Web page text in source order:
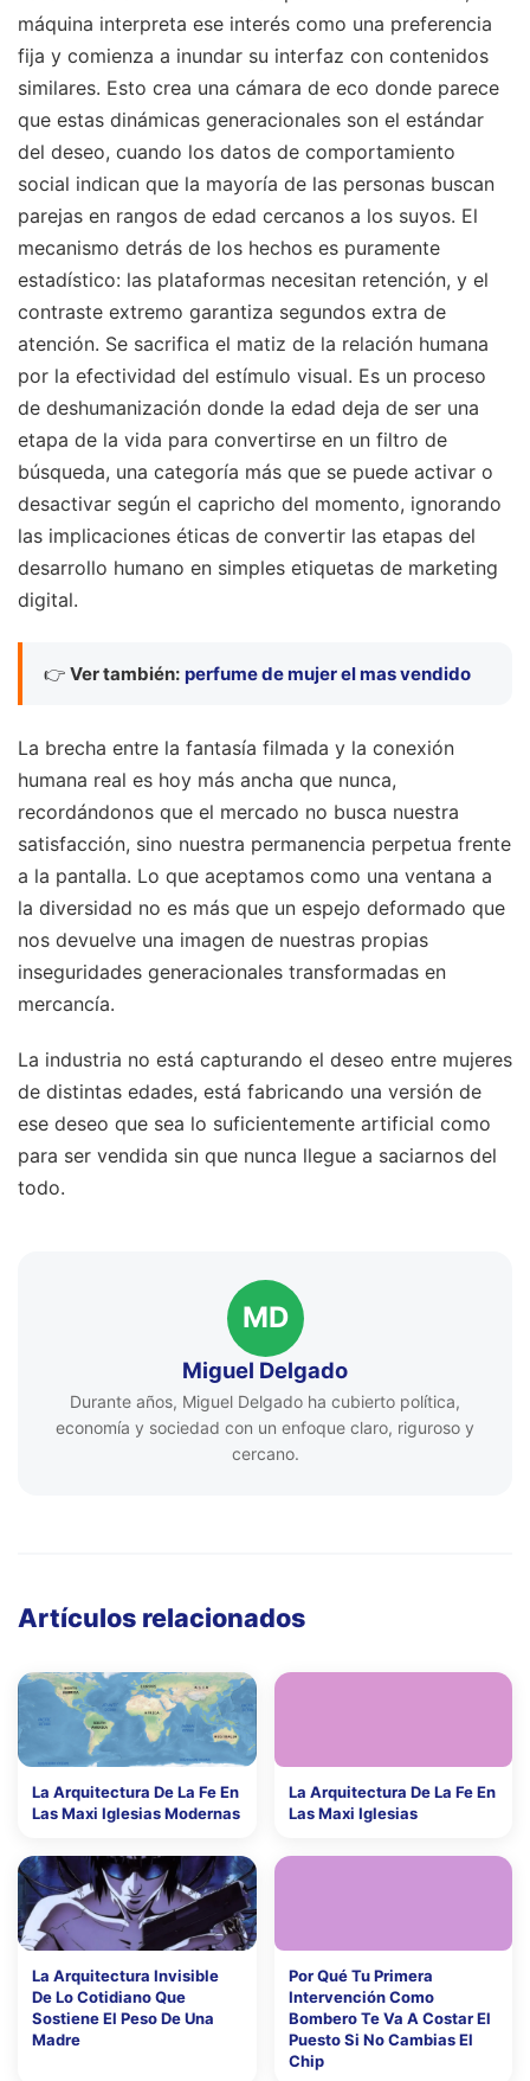
máquina interpreta ese interés como una preferencia
fija y comienza a inundar su interfaz con contenidos
similares. Esto crea una cámara de eco donde parece
que estas dinámicas generacionales son el estándar
del deseo, cuando los datos de comportamiento
social indican que la mayoría de las personas buscan
parejas en rangos de edad cercanos a los suyos. El
mecanismo detrás de los hechos es puramente
estadístico: las plataformas necesitan retención, y el
contraste extremo garantiza segundos extra de
atención. Se sacrifica el matiz de la relación humana
por la efectividad del estímulo visual. Es un proceso
de deshumanización donde la edad deja de ser una
etapa de la vida para convertirse en un filtro de
búsqueda, una categoría más que se puede activar o
desactivar según el capricho del momento, ignorando
las implicaciones éticas de convertir las etapas del
desarrollo humano en simples etiquetas de marketing
digital.
👉 Ver también: perfume de mujer el mas vendido
La brecha entre la fantasía filmada y la conexión
humana real es hoy más ancha que nunca,
recordándonos que el mercado no busca nuestra
satisfacción, sino nuestra permanencia perpetua frente
a la pantalla. Lo que aceptamos como una ventana a
la diversidad no es más que un espejo deformado que
nos devuelve una imagen de nuestras propias
inseguridades generacionales transformadas en
mercancía.
La industria no está capturando el deseo entre mujeres
de distintas edades, está fabricando una versión de
ese deseo que sea lo suficientemente artificial como
para ser vendida sin que nunca llegue a saciarnos del
todo.
MD
Miguel Delgado
Durante años, Miguel Delgado ha cubierto política,
economía y sociedad con un enfoque claro, riguroso y
cercano.
Artículos relacionados
La Arquitectura De La Fe En
Las Maxi Iglesias Modernas
La Arquitectura De La Fe En
Las Maxi Iglesias
La Arquitectura Invisible
De Lo Cotidiano Que
Sostiene El Peso De Una
Madre
Por Qué Tu Primera
Intervención Como
Bombero Te Va A Costar El
Puesto Si No Cambias El
Chip